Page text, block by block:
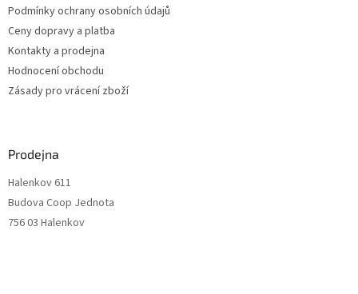
Podmínky ochrany osobních údajů
Ceny dopravy a platba
Kontakty a prodejna
Hodnocení obchodu
Zásady pro vrácení zboží
Prodejna
Halenkov 611
Budova Coop Jednota
756 03 Halenkov